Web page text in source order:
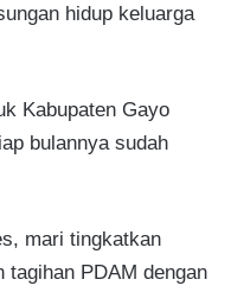
hidup keluarga
Kabupaten Gayo
bulannya sudah
mari tingkatkan
tagihan PDAM dengan